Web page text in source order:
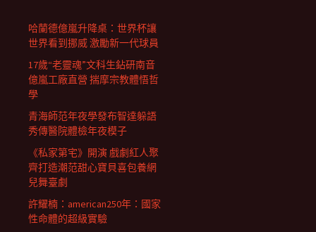
哈蘭德億嵐升降桌：世界杯讓
世界看到挪威 激勵新一代球員
17歲“老靈魂”文科生鉆研南音
億嵐工廠直營 揣摩宗教體悟哲
學
青海師范年夜學發布智達躲語
秀傳醫院體檢年夜模子
《私家第宅》開演 戲劇紅人聚
齊打造潮范甜心寶貝喜包養網
兒舞臺劇
許耀楠：american250年：國家
性命體的超級實驗